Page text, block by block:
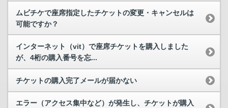
ムビチケで座席指定したチケットの変更・キャンセルは
可能ですか？
インターネット（vit）で座席チケットを購入しました
が、4桁の購入番号を忘...
チケットの購入完了メールが届かない
エラー（アクセス集中など）が発生し、チケットが購入